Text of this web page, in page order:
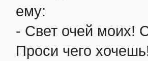
ему:
- Свет очей моих!
Проси чего